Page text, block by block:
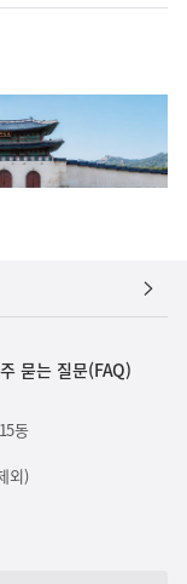
묻는 질문(FAQ)
동
외)